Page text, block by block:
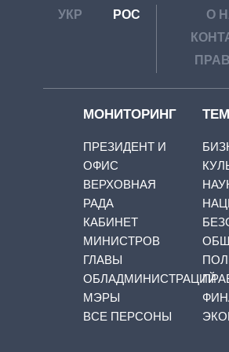
УКР РОС
О
МОНИТОРИНГ
ПРЕЗИДЕНТ И
ОФИС
ВЕРХОВНАЯ
РАДА
КАБИНЕТ
МИНИСТРОВ
ГЛАВЫ
ОБЛАДМИНИСТРАЦИЙ
МЭРЫ
ВСЕ ПЕРСОНЫ